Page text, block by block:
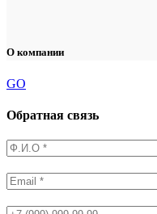
О компании
GO
Обратная связь